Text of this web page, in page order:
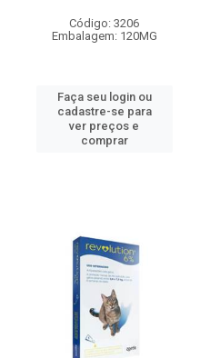
Código: 3206
Embalagem: 120MG
Faça seu login ou
cadastre-se para
ver preços e
comprar